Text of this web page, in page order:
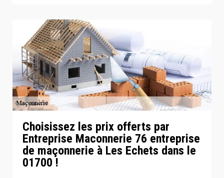
Choisissez les prix offerts par
Entreprise Maconnerie 76 entreprise
de maçonnerie à Les Echets dans le
01700 !